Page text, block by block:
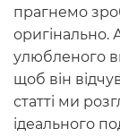
прагнемо
улюбленого
щоб він
статті ми
ідеального